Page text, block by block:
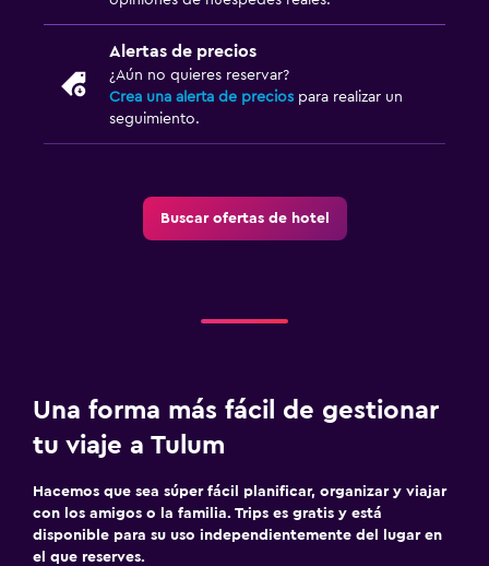
Enchufe cerca de la cama
Armario o clóset
Alertas de precios
¿Aún no quieres reservar?
Crea una alerta de precios para realizar un
seguimiento.
Buscar ofertas de hotel
Una forma más fácil de gestionar
tu viaje a Tulum
Hacemos que sea súper fácil planificar, organizar y viajar
con los amigos o la familia. Trips es gratis y está
disponible para su uso independientemente del lugar en
el que reserves.